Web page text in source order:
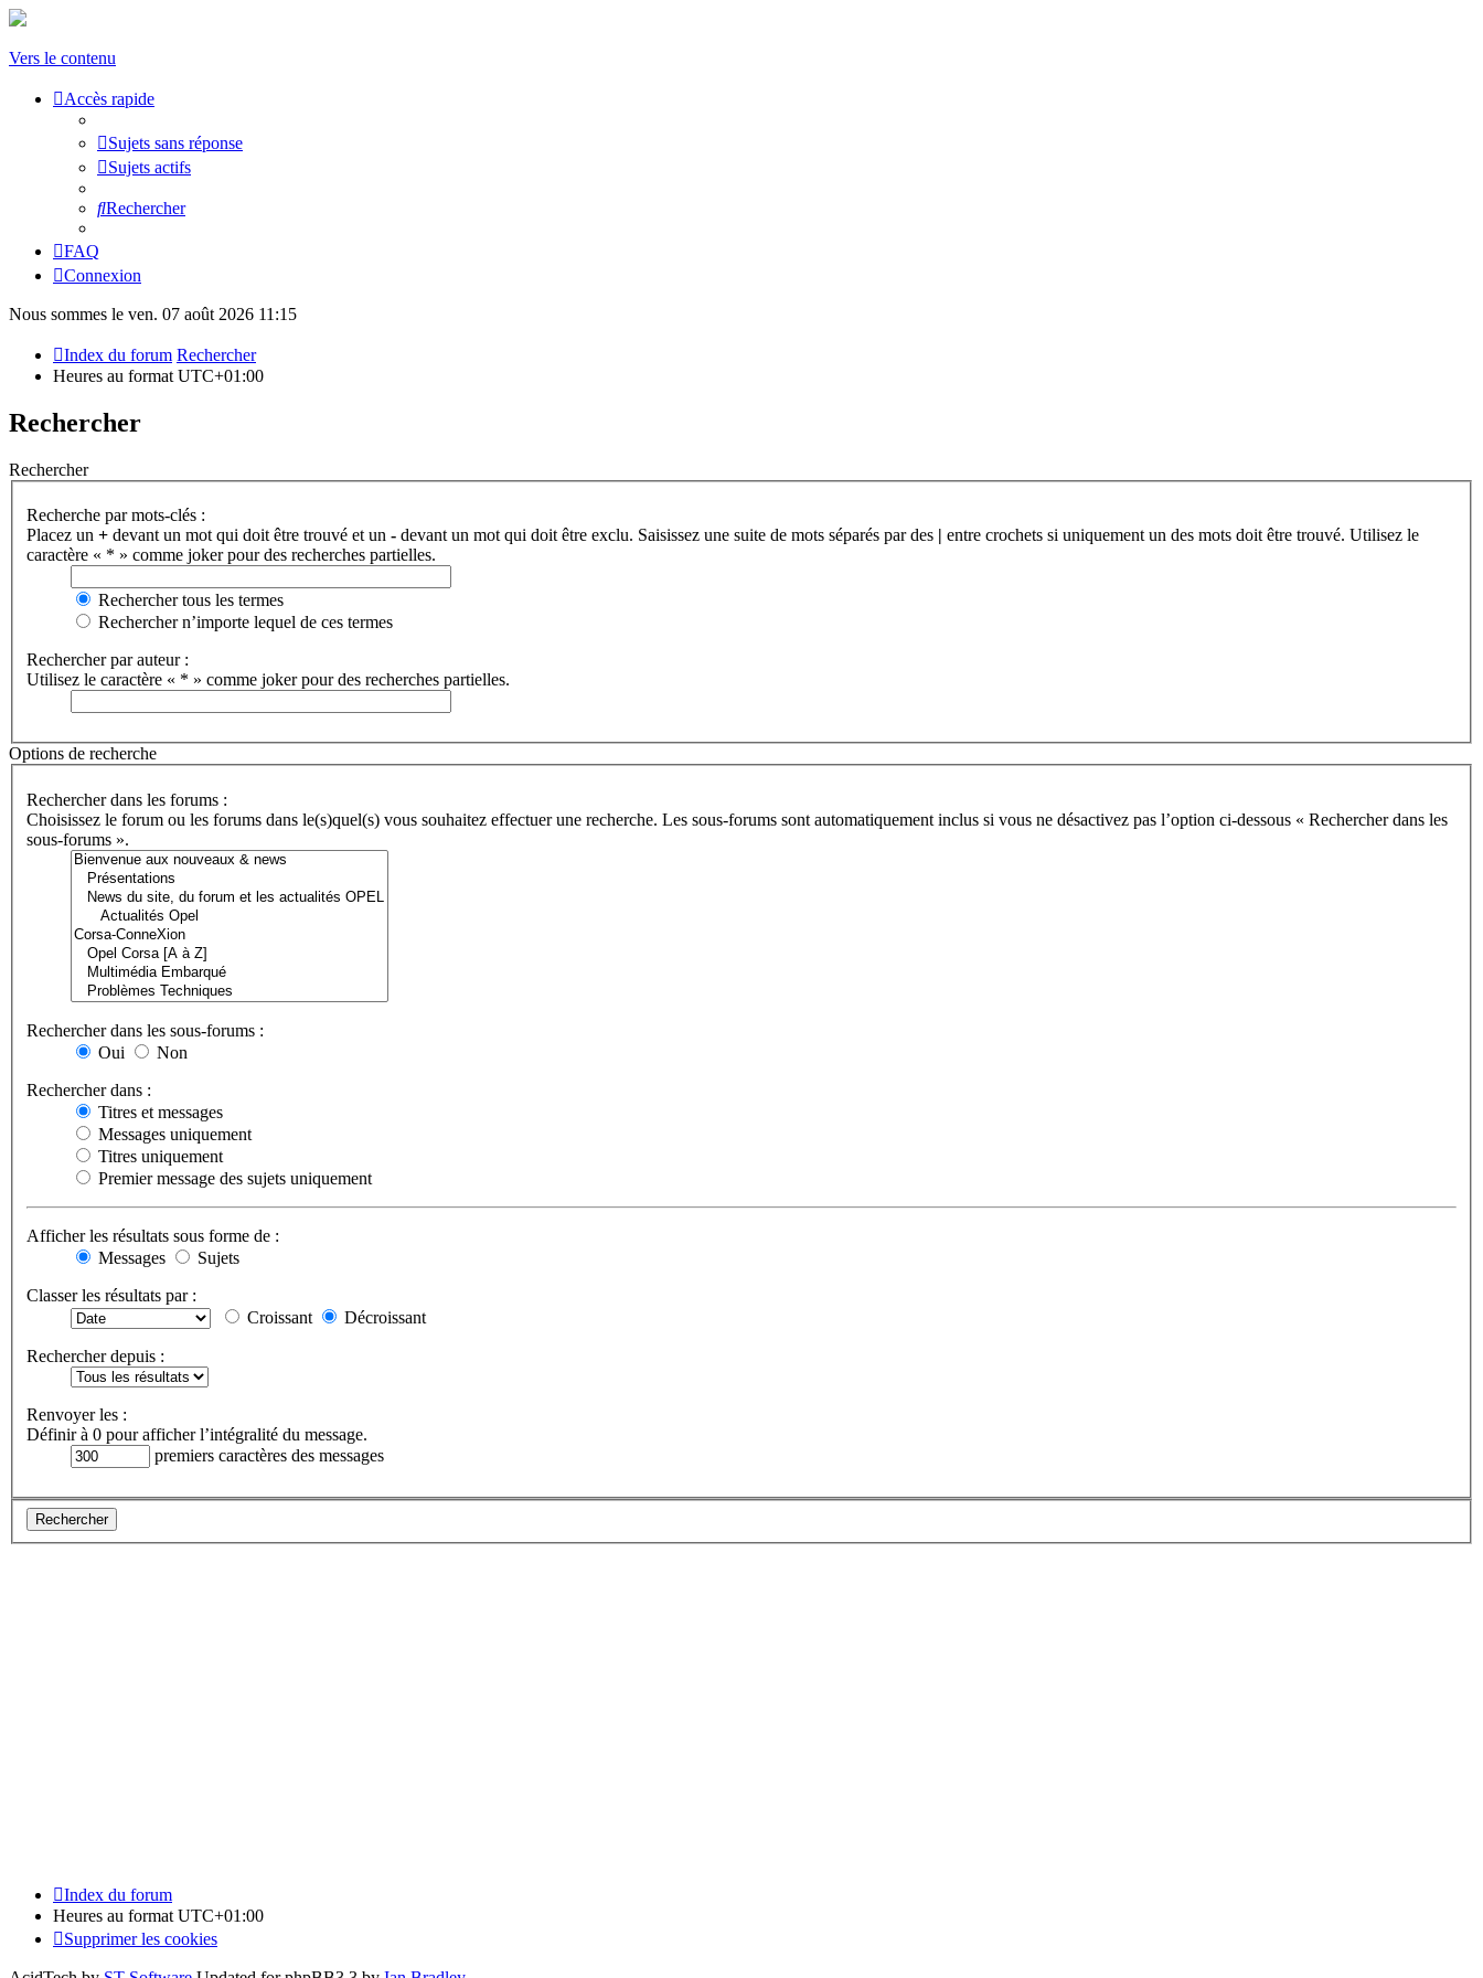
Vers le contenu
Accès rapide
Sujets sans réponse
Sujets actifs
Rechercher
FAQ
Connexion
Nous sommes le ven. 07 août 2026 11:15
Index du forum Rechercher
Heures au format UTC+01:00
Rechercher
Rechercher
Recherche par mots-clés :
Placez un + devant un mot qui doit être trouvé et un - devant un mot qui doit être exclu. Saisissez une suite de mots séparés par des | entre crochets si uniquement un des mots doit être trouvé. Utilisez le
caractère « * » comme joker pour des recherches partielles.
Rechercher tous les termes
Rechercher n’importe lequel de ces termes
Rechercher par auteur :
Utilisez le caractère « * » comme joker pour des recherches partielles.
Options de recherche
Rechercher dans les forums :
Choisissez le forum ou les forums dans le(s)quel(s) vous souhaitez effectuer une recherche. Les sous-forums sont automatiquement inclus si vous ne désactivez pas l’option ci-dessous « Rechercher dans les
sous-forums ».
Rechercher dans les sous-forums :
Oui
Non
Rechercher dans :
Titres et messages
Messages uniquement
Titres uniquement
Premier message des sujets uniquement
Afficher les résultats sous forme de :
Messages
Sujets
Classer les résultats par :
Croissant
Décroissant
Rechercher depuis :
Renvoyer les :
Définir à 0 pour afficher l’intégralité du message.
premiers caractères des messages
Index du forum
Heures au format UTC+01:00
Supprimer les cookies